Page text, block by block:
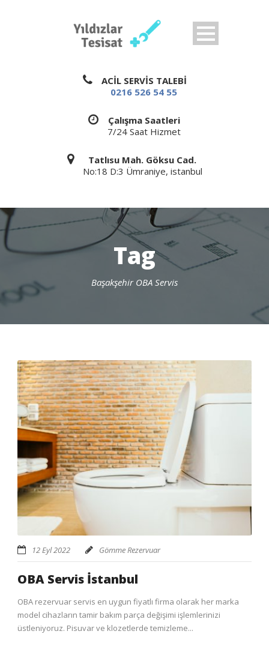
ACİL SERVİS TALEBİ
0216 526 54 55
Çalışma Saatleri
7/24 Saat Hizmet
Tatlısu Mah. Göksu Cad.
No:18 D:3 Ümraniye, istanbul
Tag
Başakşehir OBA Servis
12 Eyl 2022 Gömme Rezervuar
OBA Servis İstanbul
OBA rezervuar servis en uygun fiyatlı firma olarak her marka
model cihazların tamir bakım parça değişimi işlemlerinizi
üstleniyoruz. Pisuvar ve klozetlerde temizleme...